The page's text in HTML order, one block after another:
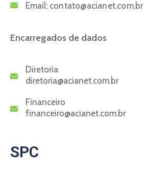
Email: contato@acianet.com.br
Encarregados de dados
Diretoria
diretoria@acianet.com.br
Financeiro
financeiro@acianet.com.br
SPC